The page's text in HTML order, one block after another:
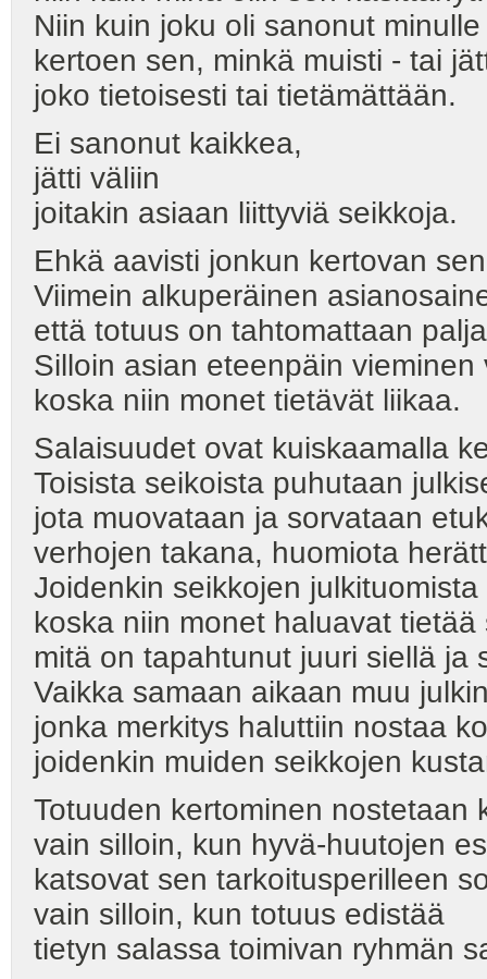
Niin kuin joku oli sanonut minulle
kertoen sen, minkä muisti - tai
joko tietoisesti tai tietämättään.
Ei sanonut kaikkea,
jätti väliin
joitakin asiaan liittyviä seikkoja.
Ehkä aavisti jonkun kertovan
Viimein alkuperäinen
että totuus on tahtomattaan
Silloin asian eteenpäin vieminen
koska niin monet tietävät liikaa.
Salaisuudet ovat kuiskaamalla
Toisista seikoista puhutaan
jota muovataan ja sorvataan
verhojen takana, huomiota
Joidenkin seikkojen
koska niin monet haluavat tietää
mitä on tapahtunut juuri siellä ja
Vaikka samaan aikaan muu
jonka merkitys haluttiin nostaa
joidenkin muiden seikkojen
Totuuden kertominen nostetaan
vain silloin, kun hyvä-huutojen
katsovat sen tarkoitusperilleen
vain silloin, kun totuus edistää
tietyn salassa toimivan ryhmän